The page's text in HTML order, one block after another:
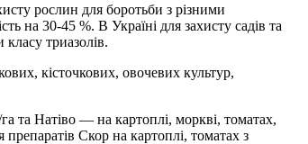
рослин для боротьби з різними
на 30-45 %. В Україні для захисту садів та
триазолів.
кісточкових, овочевих культур,
та Натіво — на картоплі, моркві, томатах,
Скор на картоплі, томатах з